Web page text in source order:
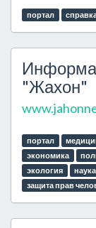
портал
"Жахон"
портал
экономика
экология
защита прав